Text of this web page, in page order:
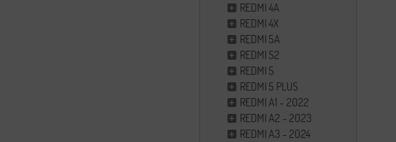
REDMI 4A
REDMI 4X
REDMI 5A
REDMI S2
REDMI 5
REDMI 5 PLUS
REDMI A1 - 2022
REDMI A2 - 2023
REDMI A3 - 2024